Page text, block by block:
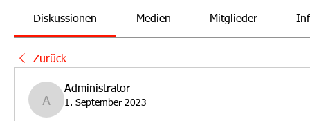
Diskussionen Medien Mitglieder
Zurück
Administrator
Administrator
1. September 2023